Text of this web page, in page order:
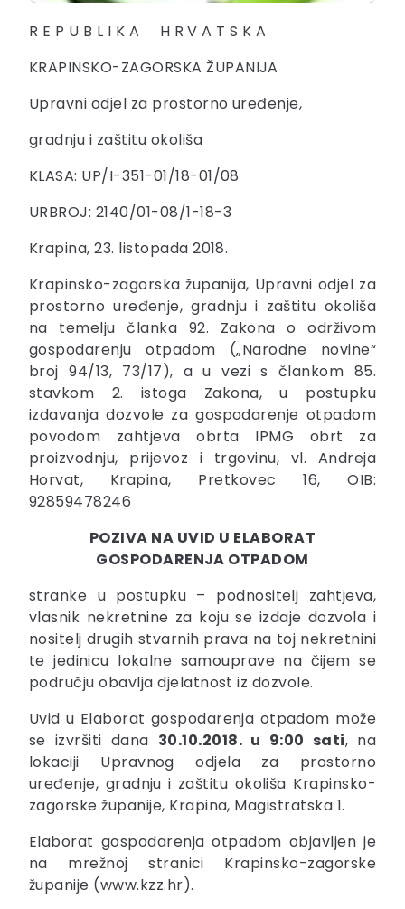
R E P U B L I K A H R V A T S K A
KRAPINSKO-ZAGORSKA ŽUPANIJA
Upravni odjel za prostorno uređenje,
gradnju i zaštitu okoliša
KLASA: UP/I-351-01/18-01/08
URBROJ: 2140/01-08/1-18-3
Krapina, 23. listopada 2018.
Krapinsko-zagorska županija, Upravni odjel za
prostorno uređenje, gradnju i zaštitu okoliša
na temelju članka 92. Zakona o održivom
gospodarenju otpadom („Narodne novine“
broj 94/13, 73/17), a u vezi s člankom 85.
stavkom 2. istoga Zakona, u postupku
izdavanja dozvole za gospodarenje otpadom
povodom zahtjeva obrta IPMG obrt za
proizvodnju, prijevoz i trgovinu, vl. Andreja
Horvat, Krapina, Pretkovec 16, OIB:
92859478246
POZIVA NA UVID U ELABORAT
GOSPODARENJA OTPADOM
stranke u postupku – podnositelj zahtjeva,
vlasnik nekretnine za koju se izdaje dozvola i
nositelj drugih stvarnih prava na toj nekretnini
te jedinicu lokalne samouprave na čijem se
području obavlja djelatnost iz dozvole.
Uvid u Elaborat gospodarenja otpadom može
se izvršiti dana 30.10.2018. u 9:00 sati, na
lokaciji Upravnog odjela za prostorno
uređenje, gradnju i zaštitu okoliša Krapinsko-
zagorske županije, Krapina, Magistratska 1.
Elaborat gospodarenja otpadom objavljen je
na mrežnoj stranici Krapinsko-zagorske
županije (www.kzz.hr).